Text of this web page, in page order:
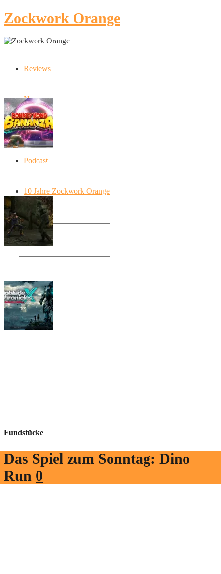
Zockwork Orange
Reviews
News
Artikel
Podcast
10 Jahre Zockwork Orange
Donkey Kong Bananza: “Ich mache alles
Fundstücke
Das Spiel zum Sonntag: Dino
Run 0